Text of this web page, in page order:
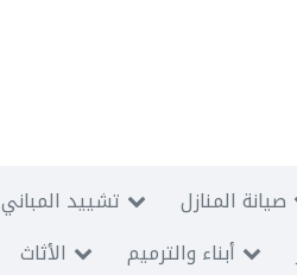
تشييد المباني صيانة المنازل
الأثاث أبناء والترميم